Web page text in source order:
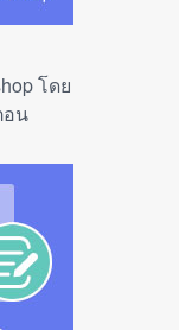
โดย
น